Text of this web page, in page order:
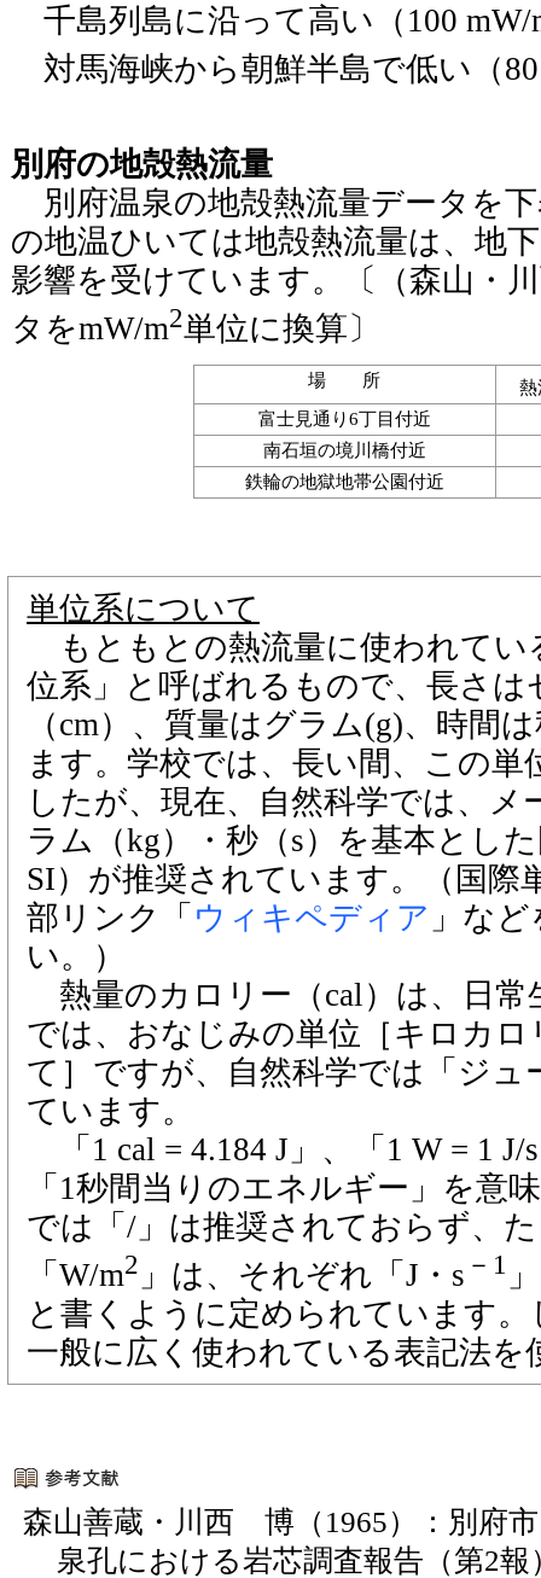
千島列島に沿って高い（100 mW/
対馬海峡から朝鮮半島で低い（80
別府の地殻熱流量
別府温泉の地殻熱流量データを
の地温ひいては地殻熱流量は、地
影響を受けています。〔（森山・
タをmW/m2単位に換算〕
場 所
熱
富士見通り6丁目付近
南石垣の境川橋付近
鉄輪の地獄地帯公園付近
単位系について
もともとの熱流量に使われてい
位系」と呼ばれるもので、長さは
（cm）、質量はグラム(g)、時間
ます。学校では、長い間、この
したが、現在、自然科学では、メ
ラム（kg）・秒（s）を基本とし
SI）が推奨されています。（国際
部リンク「 ウィキペディア 」な
い。）
熱量のカロリー（cal）は、日常
では、おなじみの単位［キロカロ
て］ですが、自然科学では「ジュ
ています。
「1 cal = 4.184 J」、「1 W = 1 J/
「1秒間当りのエネルギー」を意
では「/」は推奨されておらず、
「W/m2 」は、それぞれ「J・s －1
と書くように定められています
一般に広く使われている表記法を
森山善蔵・川西 博（1965）：別府
泉孔における岩芯調査報告（第2